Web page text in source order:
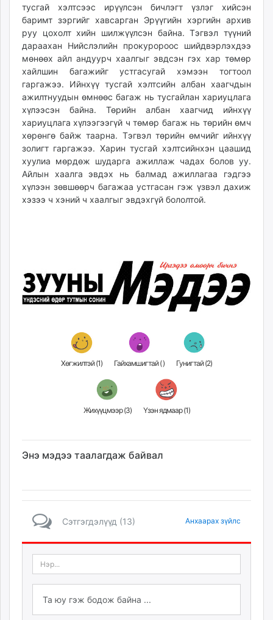
tac.mn
paparazzi.mn
unread.today
тусгай хэлтсээс ирүүлсэн бичлэгт үзлэг хийсэн
баримт зэргийг хавсарган Эрүүгийн хэргийн архив
руу цохолт хийн шилжүүлсэн байна. Тэгвэл түүний
дараахан Нийслэлийн прокуророос шийдвэрлэхдээ
мөнөөх айл андуурч хаалгыг эвдсэн гэх хар төмөр
хайлшин багажийг устгасугай хэмээн тогтоол
гаргажээ. Ийнхүү тусгай хэлтсийн албан хаагчдын
ажилтнуудын өмнөөс багаж нь тусгайлан хариуцлага
хүлээсэн байна. Төрийн албан хаагчид ийнхүү
хариуцлага хүлээгээгүй ч төмөр багаж нь төрийн өмч
хөрөнгө байж таарна. Тэгвэл төрийн өмчийг ийнхүү
золигт гаргажээ. Харин тусгай хэлтсийнхэн цаашид
хуулиа мөрдөж шударга ажиллаж чадах болов уу.
Айлын хаалга эвдэх нь балмад ажиллагаа гэдгээ
хүлээн зөвшөөрч багажаа устгасан гэж үзвэл дахиж
хэзээ ч хэний ч хаалгыг эвдэхгүй бололтой.
Хөгжилтэй (1) Гайхамшигтай () Гунигтай (2)
Жихүүцмээр (3) Үзэн ядмаар (1)
Энэ мэдээ таалагдаж байвал
Сэтгэгдэлүүд (13) Анхаарах зүйлс